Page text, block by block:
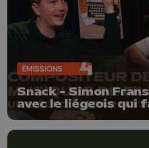
ÉMISSIONS
Snack - Simon
avec le liégeois qui
cinéma à